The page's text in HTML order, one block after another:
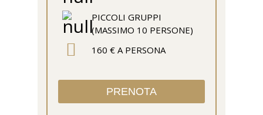
PICCOLI GRUPPI
(MASSIMO 10 PERSONE)
160 € A PERSONA
PRENOTA